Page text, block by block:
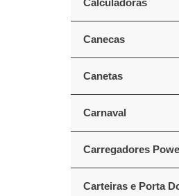
Calculadoras
Canecas
Canetas
Carnaval
Carregadores
Carteiras e Porta